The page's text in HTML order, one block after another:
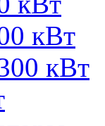
кВт
кВт